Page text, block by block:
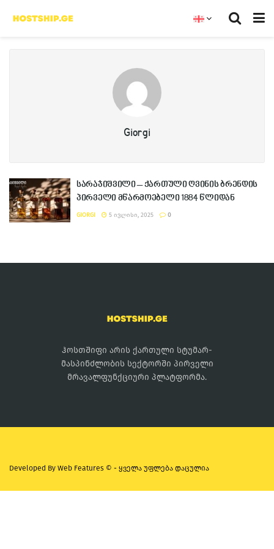
Giorgi
სარაჯიშვილი – ქართული ღვინის ბრენდის
პირველი მწარმოებელი 1884 წლიდან
GIORGI 5 ᲘᲕᲚᲘᲡᲘ, 2025 0
ჰოსთშიფი არის ქართული სტუმარ-
მასპინძლობის სექტორში პირველი
მრავალფუნქციური პლატფორმა.
Developed By Web Features © - ყველა უფლება დაცულია